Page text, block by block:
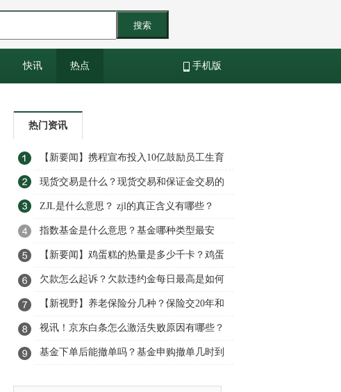
搜索
快讯 热点 手机版
热门资讯
【新要闻】携程宣布投入10亿鼓励员工生育
每生一个孩子发5万
现货交易是什么？现货交易和保证金交易的
区别
ZJL是什么意思？ zjl的真正含义有哪些？
指数基金是什么意思？基金哪种类型最安
全？养老类型的基金有哪些？ 当前资讯
【新要闻】鸡蛋糕的热量是多少千卡？鸡蛋
糕和米饭哪个热量高一点呢？
欠款怎么起诉？欠款违约金每日最高是如何
规定的？
【新视野】养老保险分几种？保险交20年和
30年有什么区别？
视讯！京东白条怎么激活失败原因有哪些？
京东白条建议开吗？
基金下单后能撤单吗？基金申购撤单几时到